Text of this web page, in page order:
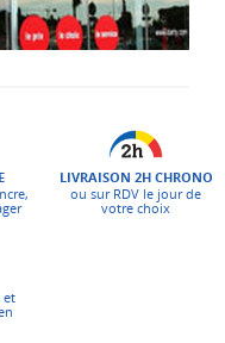
LIVRAISON 2H CHRONO
ou sur RDV le jour de
votre choix
et